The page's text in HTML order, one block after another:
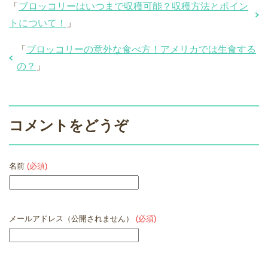
「 ブロッコリーはいつまで収穫可能？収穫方法とポイン
トについて！
」
「 ブロッコリーの意外な食べ方！アメリカでは生食する
の？ 」
コメントをどうぞ
名前 (必須)
メールアドレス（公開されません） (必須)